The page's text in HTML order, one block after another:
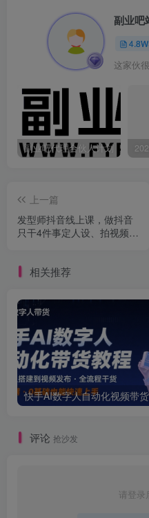
副业吧
这家伙
副业吧代理合伙人计划
上一篇
发型师抖音线上课，做抖音
只干4件事定人设、拍视频、
相关推荐
评论 抢沙发
请登录